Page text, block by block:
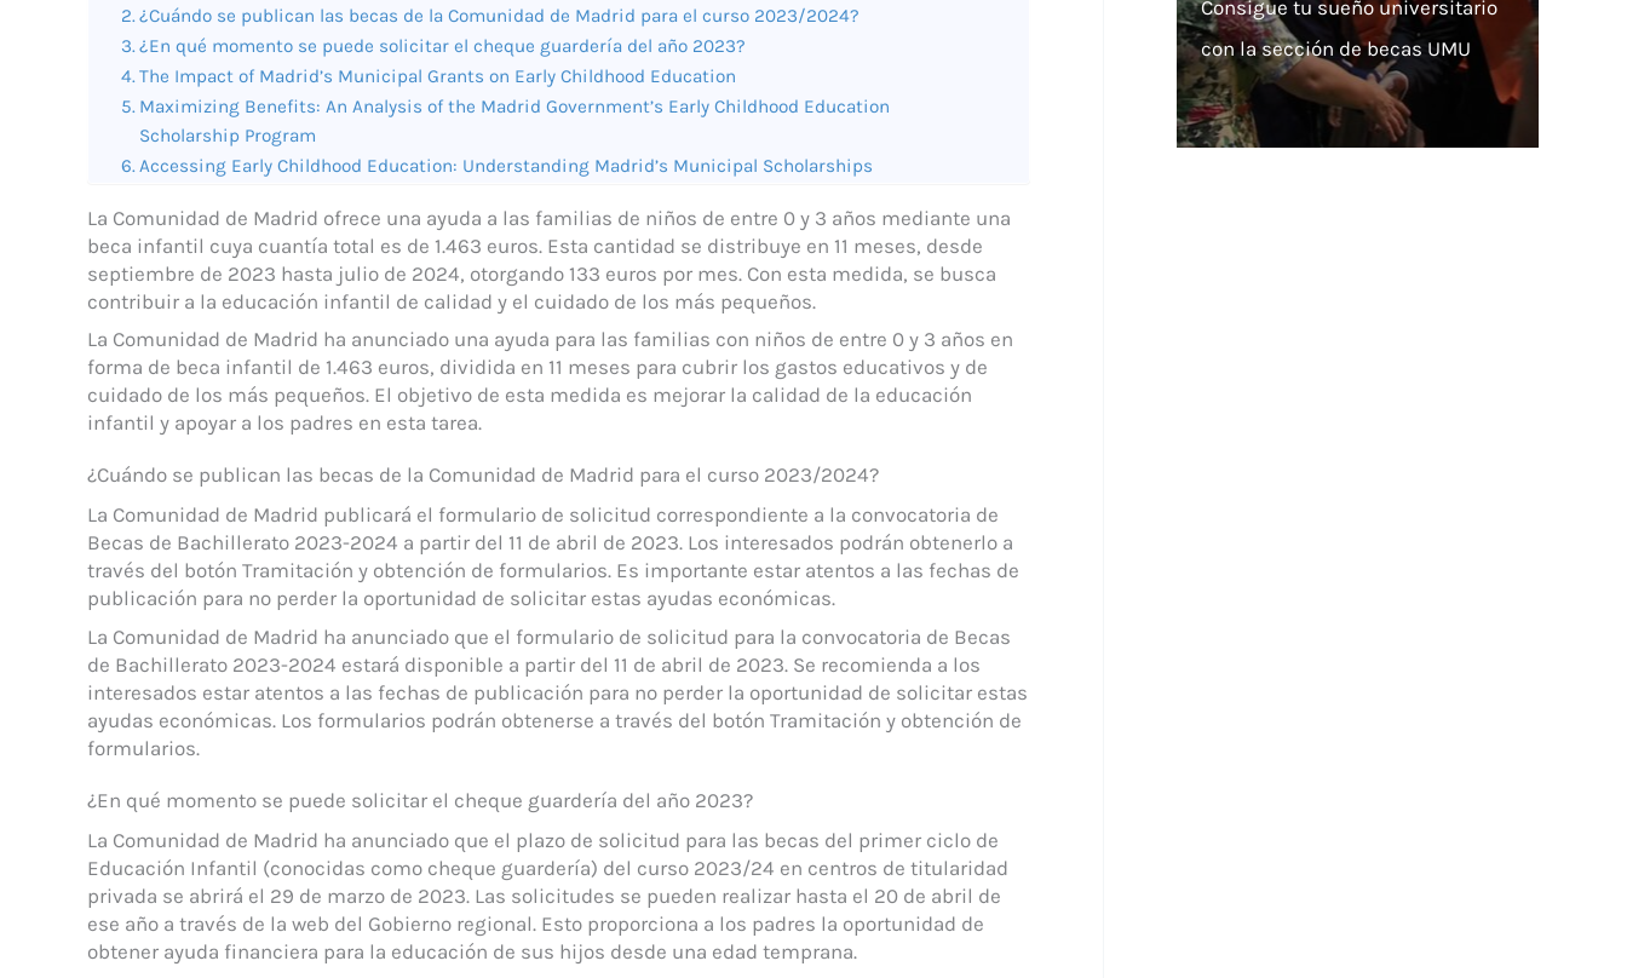
¿Cuándo se publican las becas de la Comunidad de Madrid para el curso 2023/2024?
¿En qué momento se puede solicitar el cheque guardería del año 2023?
The Impact of Madrid’s Municipal Grants on Early Childhood Education
Maximizing Benefits: An Analysis of the Madrid Government’s Early Childhood Education
Scholarship Program
Accessing Early Childhood Education: Understanding Madrid’s Municipal Scholarships
La Comunidad de Madrid ofrece una ayuda a las familias de niños de entre 0 y 3 años mediante una
beca infantil cuya cuantía total es de 1.463 euros. Esta cantidad se distribuye en 11 meses, desde
septiembre de 2023 hasta julio de 2024, otorgando 133 euros por mes. Con esta medida, se busca
contribuir a la educación infantil de calidad y el cuidado de los más pequeños.
La Comunidad de Madrid ha anunciado una ayuda para las familias con niños de entre 0 y 3 años en
forma de beca infantil de 1.463 euros, dividida en 11 meses para cubrir los gastos educativos y de
cuidado de los más pequeños. El objetivo de esta medida es mejorar la calidad de la educación
infantil y apoyar a los padres en esta tarea.
¿Cuándo se publican las becas de la Comunidad de Madrid para el curso 2023/2024?
La Comunidad de Madrid publicará el formulario de solicitud correspondiente a la convocatoria de
Becas de Bachillerato 2023-2024 a partir del 11 de abril de 2023. Los interesados podrán obtenerlo a
través del botón Tramitación y obtención de formularios. Es importante estar atentos a las fechas de
publicación para no perder la oportunidad de solicitar estas ayudas económicas.
La Comunidad de Madrid ha anunciado que el formulario de solicitud para la convocatoria de Becas
de Bachillerato 2023-2024 estará disponible a partir del 11 de abril de 2023. Se recomienda a los
interesados estar atentos a las fechas de publicación para no perder la oportunidad de solicitar estas
ayudas económicas. Los formularios podrán obtenerse a través del botón Tramitación y obtención de
formularios.
¿En qué momento se puede solicitar el cheque guardería del año 2023?
La Comunidad de Madrid ha anunciado que el plazo de solicitud para las becas del primer ciclo de
Educación Infantil (conocidas como cheque guardería) del curso 2023/24 en centros de titularidad
privada se abrirá el 29 de marzo de 2023. Las solicitudes se pueden realizar hasta el 20 de abril de
ese año a través de la web del Gobierno regional. Esto proporciona a los padres la oportunidad de
obtener ayuda financiera para la educación de sus hijos desde una edad temprana.
Consigue tu sueño universitario
con la sección de becas UMU